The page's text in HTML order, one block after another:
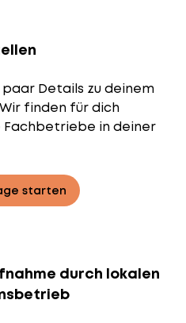
paar Details zu deinem
finden für dich
in deiner
starten
durch lokalen